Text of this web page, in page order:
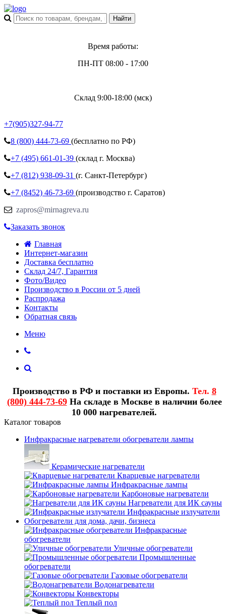
Время работы:
ПН-ПТ 08:00 - 17:00
Склад 9:00-18:00 (мск)
+7(905)327-94-77
8 (800) 444-73-69 (бесплатно по РФ)
+7 (495) 661-01-39 (склад г. Москва)
+7 (812) 938-09-31 (г. Санкт-Петербург)
+7 (8452) 46-73-69 (производство г. Саратов)
zapros@mirnagreva.ru
Заказать звонок
Главная
Интернет-магазин
Доставка бесплатно
Склад 24/7, Гарантия
Фото/Видео
Производство в России от 5 дней
Распродажа
Контакты
Обратная связь
Меню
Производство в РФ и поставки из Европы. Тел. 8
(800) 444-73-69На складе в Москве в наличии более
10 000 нагревателей.
Каталог товаров
Инфракрасные нагреватели обогреватели лампы
Керамические нагреватели
Кварцевые нагреватели
Инфракрасные лампы
Карбоновые нагреватели
Нагреватели для ИК сауны
Инфракрасные излучатели
Обогреватели для дома, дачи, бизнеса
Инфракрасные
обогреватели
Уличные обогреватели
Промышленные
обогреватели
Газовые обогреватели
Водонагреватели
Конвекторы
Теплый пол